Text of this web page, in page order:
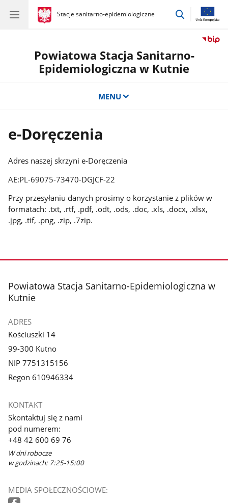
gov.pl
Stacje sanitarno-epidemiologiczne
gov.pl
Stacje
przejdź
Powiatowa Stacja Sanitarno-
Epidemiologiczna w Kutnie
MENU
e-Doręczenia
Adres naszej skrzyni e-Doręczenia
AE:PL-69075-73470-DGJCF-22
Przy przesyłaniu danych prosimy o korzystanie z plików w
formatach: .txt, .rtf, .pdf, .odt, .ods, .doc, .xls, .docx, .xlsx,
.jpg, .tif, .png, .zip, .7zip.
stopka
Powiatowa Stacja Sanitarno-Epidemiologiczna w
Kutnie
ADRES
Kościuszki 14
99-300 Kutno
NIP 7751315156
Regon 610946334
KONTAKT
Skontaktuj się z nami
pod numerem:
+48 42 600 69 76
W dni robocze
w godzinach: 7:25-15:00
MEDIA SPOŁECZNOŚCIOWE: